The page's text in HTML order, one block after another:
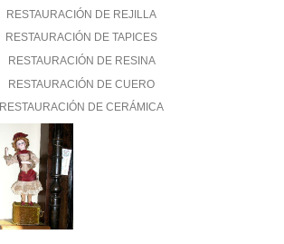
RESTAURACIÓN DE REJILLA
RESTAURACIÓN DE TAPICES
RESTAURACIÓN DE RESINA
RESTAURACIÓN DE CUERO
RESTAURACIÓN DE CERÁMICA